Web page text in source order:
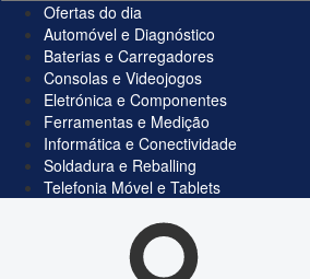
Ofertas do dia
Automóvel e Diagnóstico
Baterias e Carregadores
Consolas e Videojogos
Eletrónica e Componentes
Ferramentas e Medição
Informática e Conectividade
Soldadura e Reballing
Telefonia Móvel e Tablets